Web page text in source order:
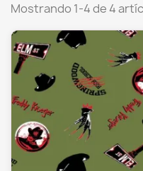
Mostrando 1-4 de 4